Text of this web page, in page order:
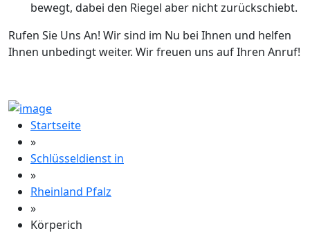
bewegt, dabei den Riegel aber nicht zurückschiebt.
Rufen Sie Uns An! Wir sind im Nu bei Ihnen und helfen
Ihnen unbedingt weiter. Wir freuen uns auf Ihren Anruf!
Startseite
»
Schlüsseldienst in
»
Rheinland Pfalz
»
Körperich